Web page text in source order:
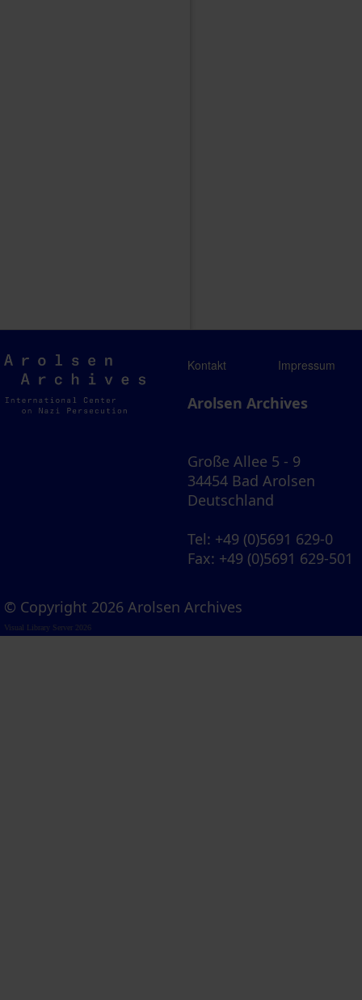
Arolsen
Archives
Kontakt Impressum
Arolsen Archives
Große Allee 5 - 9
34454 Bad Arolsen
Deutschland
Tel: +49 (0)5691 629-0
Fax: +49 (0)5691 629-501
© Copyright 2026 Arolsen Archives
Visual Library Server 2026